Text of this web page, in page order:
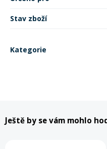
Stav zboží
Kategorie
Ještě by se vám mohlo